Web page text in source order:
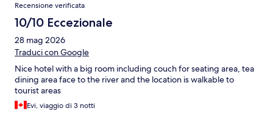
Recensione verificata
10/10 Eccezionale
28 mag 2026
Traduci con Google
Nice hotel with a big room including couch for seating area, tea
dining area face to the river and the location is walkable to
tourist areas
Evi, viaggio di 3 notti